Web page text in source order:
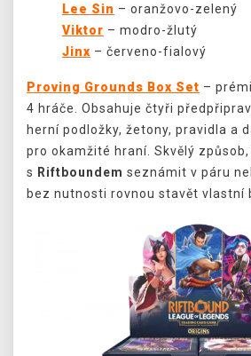
Lee Sin – oranžovo-zelený
Viktor – modro-žlutý
Jinx – červeno-fialový
Proving Grounds Box Set –
4 hráče. Obsahuje čtyři
herní podložky, žetony, pravidla a
pro okamžité hraní. Skvělý způsob,
s Riftboundem seznámit v páru
bez nutnosti rovnou stavět vlastní